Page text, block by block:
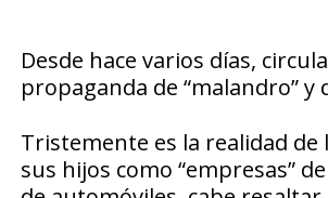
Desde hace varios días,
propaganda de “malandro”
Tristemente es la realidad
sus hijos como “empresas”